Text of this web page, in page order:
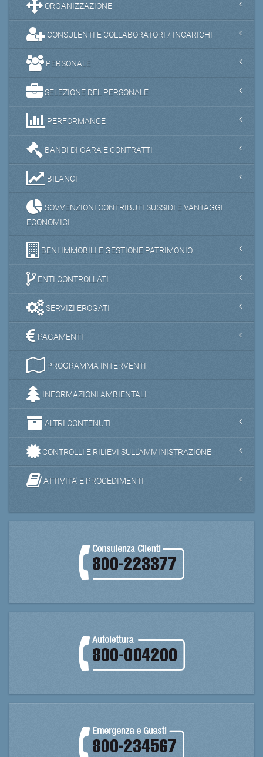
ORGANIZZAZIONE
CONSULENTI E COLLABORATORI / INCARICHI
PERSONALE
SELEZIONE DEL PERSONALE
PERFORMANCE
BANDI DI GARA E CONTRATTI
BILANCI
SOVVENZIONI CONTRIBUTI SUSSIDI E VANTAGGI
ECONOMICI
BENI IMMOBILI E GESTIONE PATRIMONIO
ENTI CONTROLLATI
SERVIZI EROGATI
PAGAMENTI
PROGRAMMA INTERVENTI
INFORMAZIONI AMBIENTALI
ALTRI CONTENUTI
CONTROLLI E RILIEVI SULL'AMMINISTRAZIONE
ATTIVITA' E PROCEDIMENTI